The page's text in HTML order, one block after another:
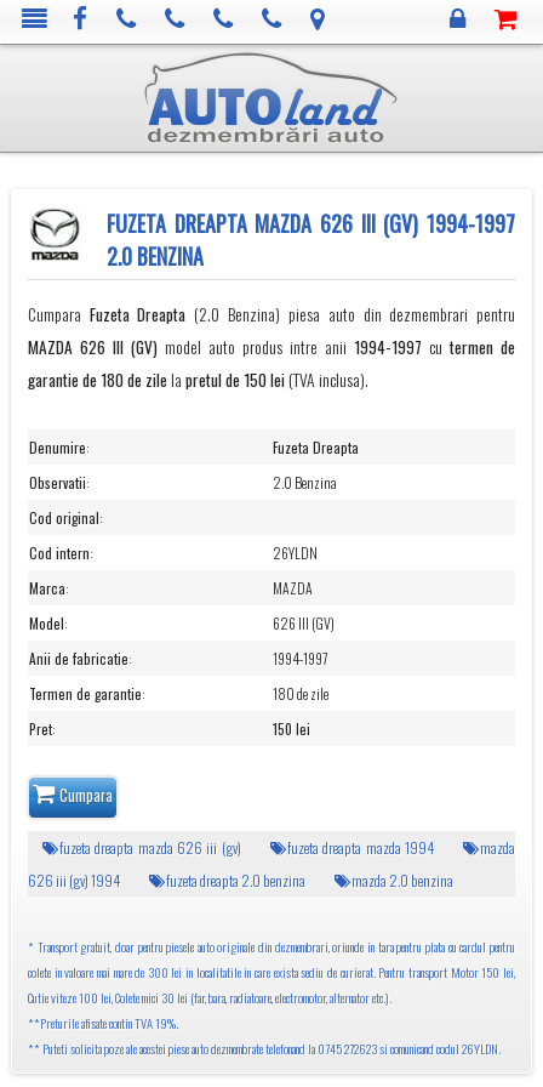
FUZETA DREAPTA MAZDA 626 III (GV) 1994-1997
2.0 BENZINA
Cumpara Fuzeta Dreapta (2.0 Benzina) piesa auto din dezmembrari pentru
MAZDA 626 III (GV)model auto produs intre anii1994-1997 cutermen de
garantie de 180 de zile la pretul de 150 lei(TVA inclusa).
Denumire:
Fuzeta Dreapta
Observatii:
2.0 Benzina
Cod original:
Cod intern:
26YLDN
Marca:
MAZDA
Model:
626 III (GV)
Anii de fabricatie:
1994-1997
Termen de garantie:
180 de zile
Pret: 150 lei
Cumpara
fuzeta dreapta mazda 626 iii (gv) fuzeta dreapta mazda 1994
mazda
626 iii (gv) 1994
fuzeta dreapta 2.0 benzina mazda 2.0 benzina
* Transport gratuit, doar pentru piesele auto originale din dezmembrari, oriunde in tara pentru plata cu cardul pentru
colete in valoare mai mare de 300 lei in localitatile in care exista sediu de curierat. Pentru transport Motor 150 lei,
Cutie viteze 100 lei, Colete mici 30 lei (far, bara, radiatoare, electromotor, alternator etc.).
**Preturile afisate contin TVA 19%.
** Puteti solicita poze ale acestei piese auto dezmembrate telefonand la 0745 272623 si comunicand codul 26YLDN.